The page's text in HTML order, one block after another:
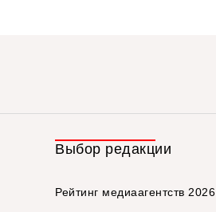
Выбор редакции
Рейтинг медиаагентств 2026